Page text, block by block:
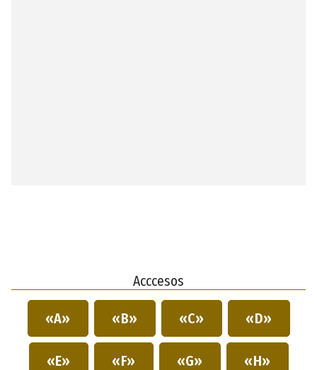
Acccesos
«A» «B» «C» «D»
«E» «F» «G» «H»